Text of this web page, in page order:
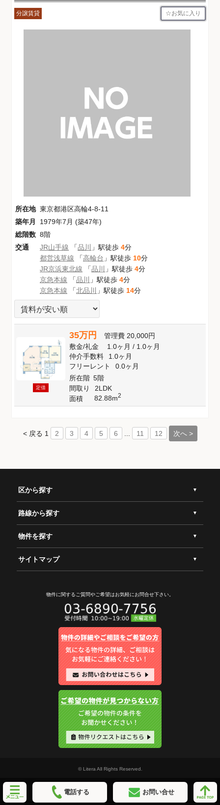
分譲賃貸 お気に入り
所在地 東京都港区高輪4-8-11
築年月
1979年7月 (築47年)
総階数 8階
交通
JR山手線 「品川 」駅徒歩 4分
都営浅草線 「高輪台 」駅徒歩 10分
JR京浜東北線 「品川 」駅徒歩 4分
京急本線 「品川 」駅徒歩 4分
京急本線 「北品川 」駅徒歩 14分
定借
35万円 管理費 20,000円
敷金/礼金 1.0ヶ月/ 1.0ヶ月
仲介手数料
1.0ヶ月
フリーレント
0.0ヶ月
所在階 5階
間取り
2LDK
面積
82.88m2
< 戻る 1 2 3 4 5 6 11 12 次へ >
区から探す
路線から探す
物件を探す
サイトマップ
物件に関するご質問やご希望はお気軽にお問合せ下さい。
© Litera All Rights Reserved.
電話する お問い合せ